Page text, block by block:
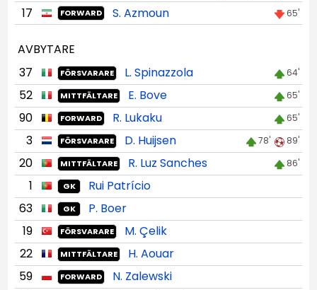
17 FORWARD S. Azmoun 65'
AVBYTARE
37
FÖRSVARARE L. Spinazzola 64'
52 MITTFÄLTARE E. Bove 65'
90 FORWARD R. Lukaku 65'
3 FÖRSVARARE D. Huijsen 78' 89'
20 MITTFÄLTARE R. Luz Sanches 86'
1 GK
Rui Patrício
63
GK
P. Boer
19
FÖRSVARARE
M. Çelik
22
MITTFÄLTARE
H. Aouar
59
FORWARD
N. Zalewski